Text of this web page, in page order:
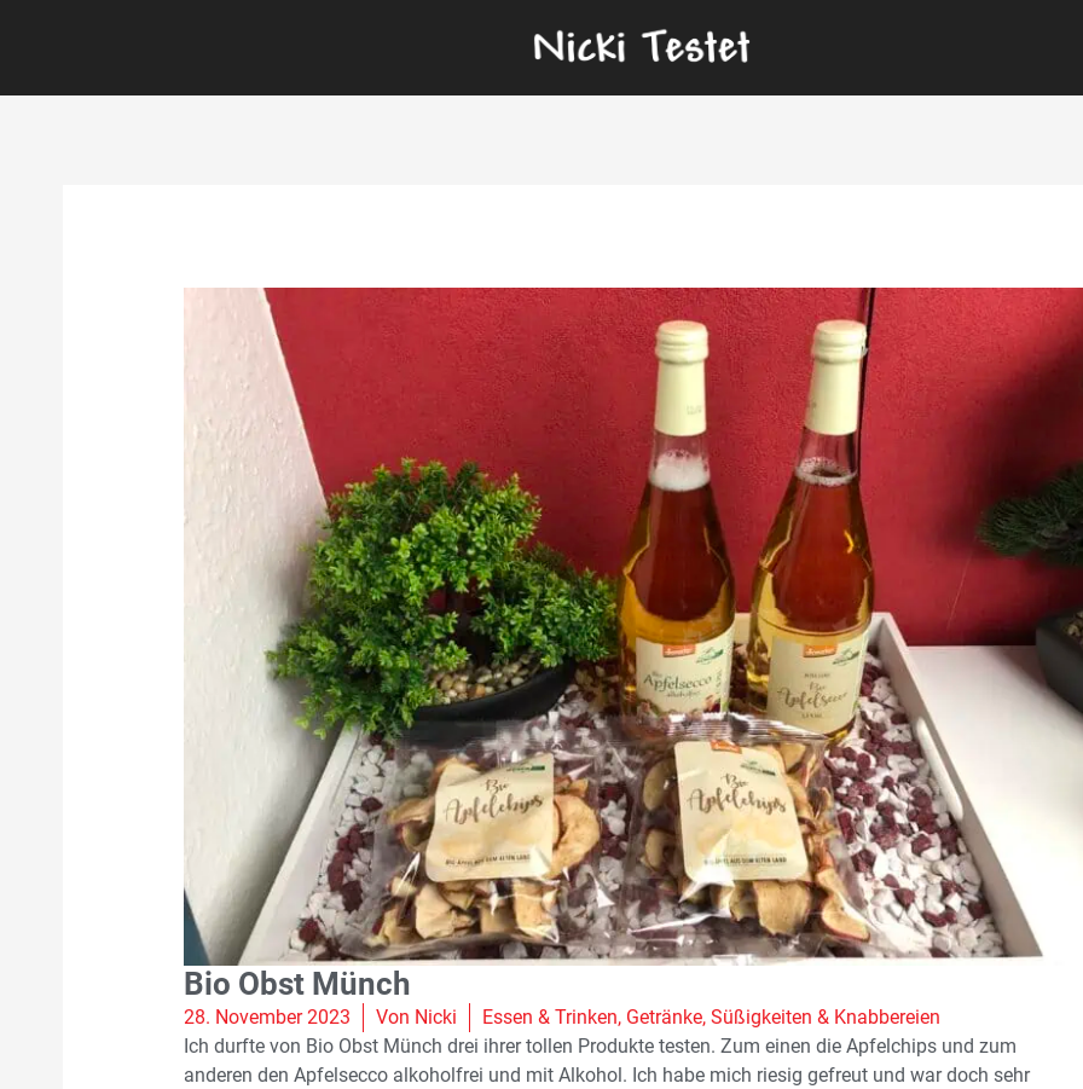
Bio Obst Münch
28. November 2023 Von Nicki Essen & Trinken, Getränke, Süßigkeiten & Knabbereien
Ich durfte von Bio Obst Münch drei ihrer tollen Produkte testen. Zum einen die Apfelchips und zum
anderen den Apfelsecco alkoholfrei und mit Alkohol. Ich habe mich riesig gefreut und war doch sehr